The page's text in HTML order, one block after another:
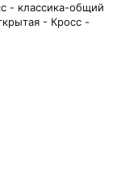
- классика-общий
- Кросс -